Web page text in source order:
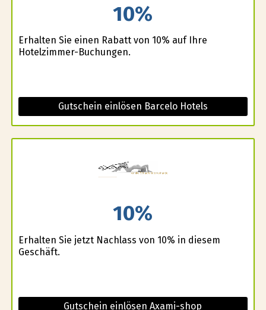
10%
Erhalten Sie einen Rabatt von 10% auf Ihre
Hotelzimmer-Buchungen.
Gutschein einlösen Barcelo Hotels
10%
Erhalten Sie jetzt Nachlass von 10% in diesem
Geschäft.
Gutschein einlösen Axami-shop